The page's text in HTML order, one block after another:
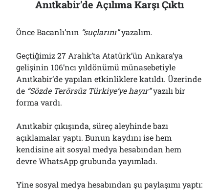
Anıtkabir’de Açılıma Karşı Çıktı
Önce Bacanlı’nın “suçlarını”yazalım.
Geçtiğimiz 27 Aralık’ta Atatürk’ün Ankara’ya
gelişinin 106’ncı yıldönümü münasebetiyle
Anıtkabir’de yapılan etkinliklere katıldı. Üzerinde
de “Sözde Terörsüz Türkiye’ye hayır”yazılı bir
forma vardı.
Anıtkabir çıkışında, süreç aleyhinde bazı
açıklamalar yaptı. Bunun kaydını ise hem
kendisine ait sosyal medya hesabından hem
devre WhatsApp grubunda yayımladı.
Yine sosyal medya hesabından şu paylaşımı yaptı: